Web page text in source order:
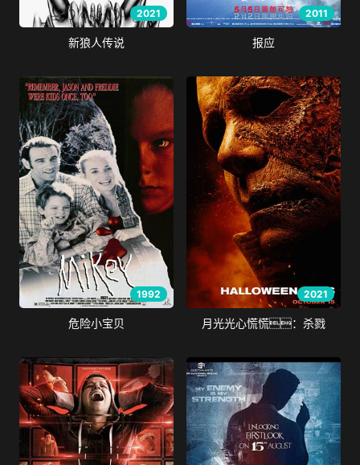
2021
新狼人传说
2011
报应
1992
危险小宝贝
2021
月光光心慌慌：杀戮